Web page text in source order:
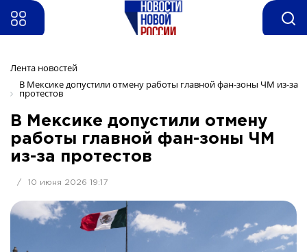
Лента новостей
В Мексике допустили отмену работы главной фан-зоны ЧМ из-за
протестов
В Мексике допустили отмену
работы главной фан-зоны ЧМ
из-за протестов
/ 10 июня 2026 19:17